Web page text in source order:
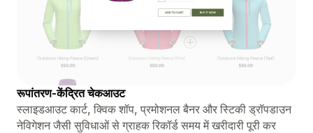
रूपांतरण-केंद्रित चेकआउट
स्लाइडआउट कार्ट, क्विक शॉप, प्रमोशनल बैनर और स्टिकी ड्रॉपडाउन
नेविगेशन जैसी सुविधाओं से ग्राहक रिकॉर्ड समय में खरीदारी पूरी कर